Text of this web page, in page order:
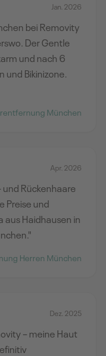
Jan. 2026
bei Removity
Der Gentle
und nach 6
und Bikinizone.
München
Apr. 2026
Rückenhaare
Preise und
aus Haidhausen in
Herren München
Dez. 2025
– meine Haut